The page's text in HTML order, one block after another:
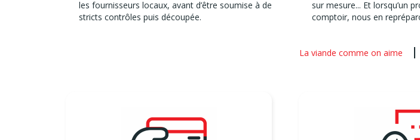
les fournisseurs locaux, avant d’être soumise à de
stricts contrôles puis découpée.
sur mesure... Et lorsqu’un
comptoir, nous en
La viande comme on aime